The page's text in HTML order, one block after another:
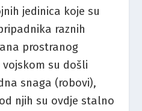
jedinica koje su
raznih
prostranog
vojskom su došli
snaga (robovi),
njih su ovdje stalno